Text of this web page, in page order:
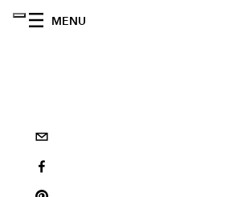
MENU